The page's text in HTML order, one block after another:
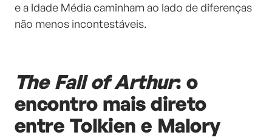
e a Idade Média caminham ao lado de diferenças
não menos incontestáveis.
The Fall of Arthur: o
encontro mais direto
entre Tolkien e Malory